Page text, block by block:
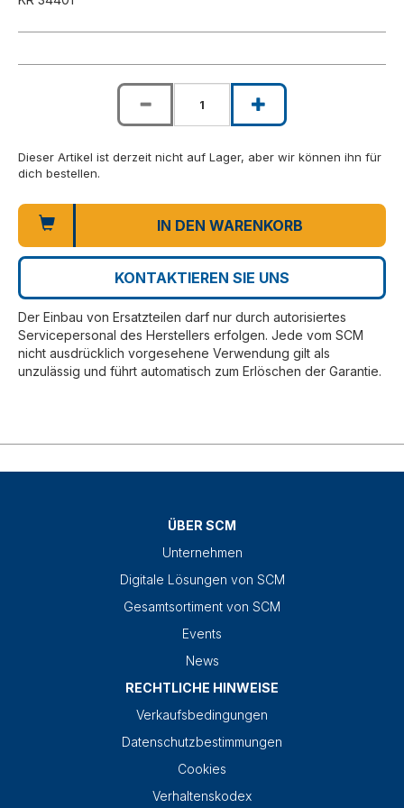
Dieser Artikel ist derzeit nicht auf Lager, aber wir können ihn für
dich bestellen.
IN DEN WARENKORB
KONTAKTIEREN SIE UNS
Der Einbau von Ersatzteilen darf nur durch autorisiertes
Servicepersonal des Herstellers erfolgen. Jede vom SCM
nicht ausdrücklich vorgesehene Verwendung gilt als
unzulässig und führt automatisch zum Erlöschen der Garantie.
ÜBER SCM
Unternehmen
Digitale Lösungen von SCM
Gesamtsortiment von SCM
Events
News
RECHTLICHE HINWEISE
Verkaufsbedingungen
Datenschutzbestimmungen
Cookies
Verhaltenskodex